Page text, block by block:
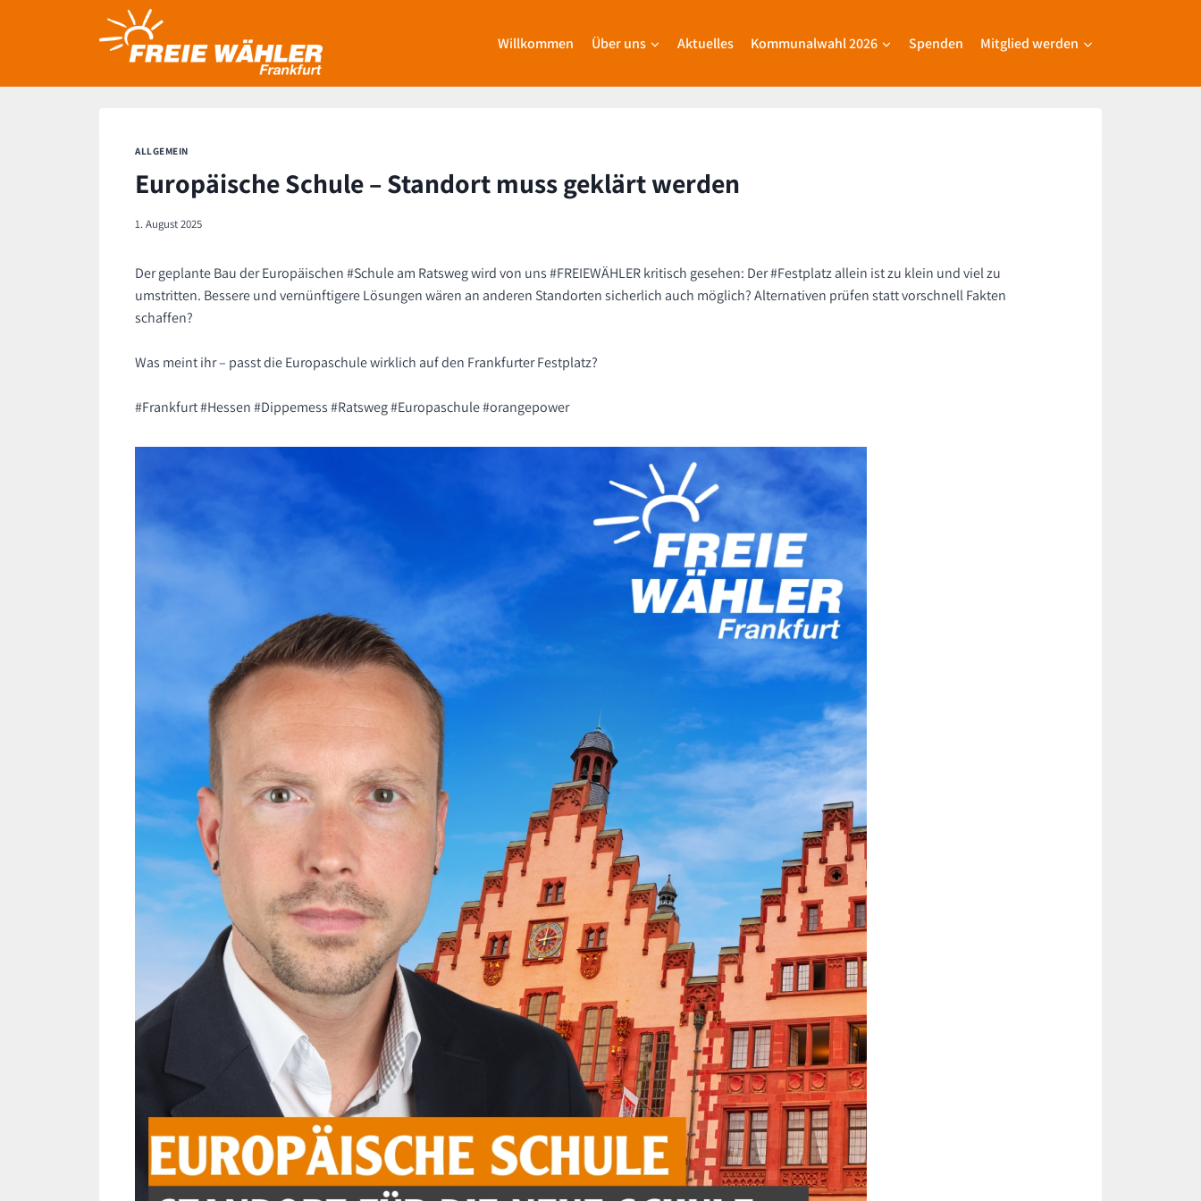
Willkommen Über uns Aktuelles Kommunalwahl 2026 Spenden Mitglied werden
ALLGEMEIN
Europäische Schule – Standort muss geklärt werden
1. August 2025
Der geplante Bau der Europäischen #Schule am Ratsweg wird von uns #FREIEWÄHLER kritisch gesehen: Der #Festplatz allein ist zu klein und viel zu
umstritten. Bessere und vernünftigere Lösungen wären an anderen Standorten sicherlich auch möglich? Alternativen prüfen statt vorschnell Fakten
schaffen?
Was meint ihr – passt die Europaschule wirklich auf den Frankfurter Festplatz?
#Frankfurt #Hessen #Dippemess #Ratsweg #Europaschule #orangepower